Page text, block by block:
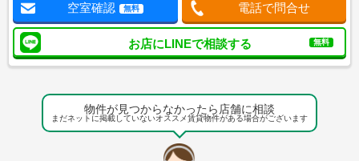
空室確認 無料 電話で問合せ
お店にLINEで相談する 無料
物件が見つからなかったら店舗に相談
まだネットに掲載していないオススメ賃貸物件がある場合がございます